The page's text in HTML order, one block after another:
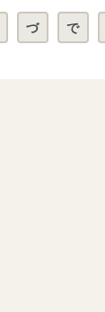
づ で